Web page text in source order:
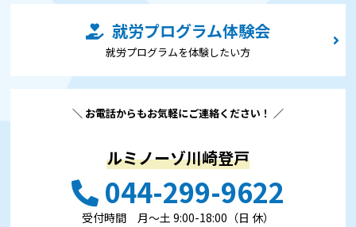
就労プログラム体験会
就労プログラムを体験したい⽅
＼ お電話からもお気軽にご連絡ください！ ／
ルミノーゾ川崎登戸
044-299-9622
受付時間 ⽉〜⼟ 9:00-18:00（日 休）